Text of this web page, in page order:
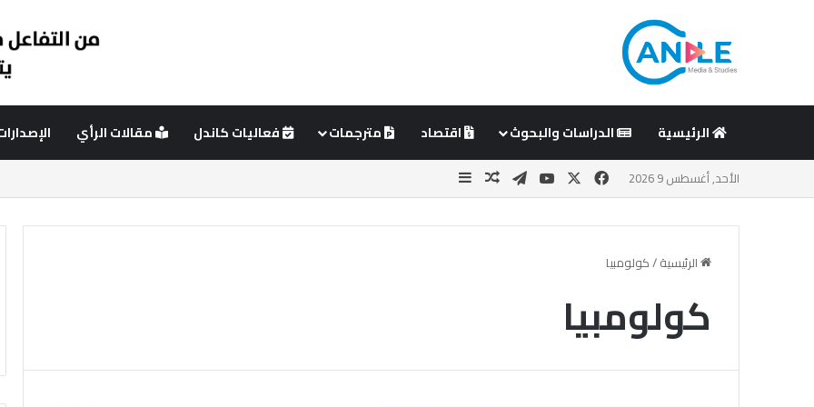
الرئيسية الدراسات والبحوث اقتصاد مترجمات فعاليات كاندل مقالات الرأي
الأحد, أغسطس 9 2026 فيسبوك ‫YouTube
تيلقرام مقال عشوائي
الرئيسية/كولومبيا
كولومبيا